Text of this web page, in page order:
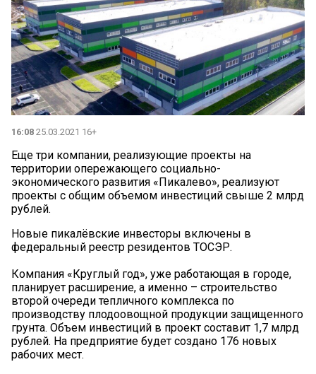
16:08 25.03.2021 16+
Еще три компании, реализующие проекты на
территории опережающего социально-
экономического развития «Пикалево», реализуют
проекты с общим объемом инвестиций свыше 2 млрд
рублей.
Новые пикалёвские инвесторы включены в
федеральный реестр резидентов ТОСЭР.
Компания «Круглый год», уже работающая в городе,
планирует расширение, а именно – строительство
второй очереди тепличного комплекса по
производству плодоовощной продукции защищенного
грунта. Объем инвестиций в проект составит 1,7 млрд
рублей. На предприятие будет создано 176 новых
рабочих мест.